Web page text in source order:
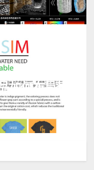
如何布局获